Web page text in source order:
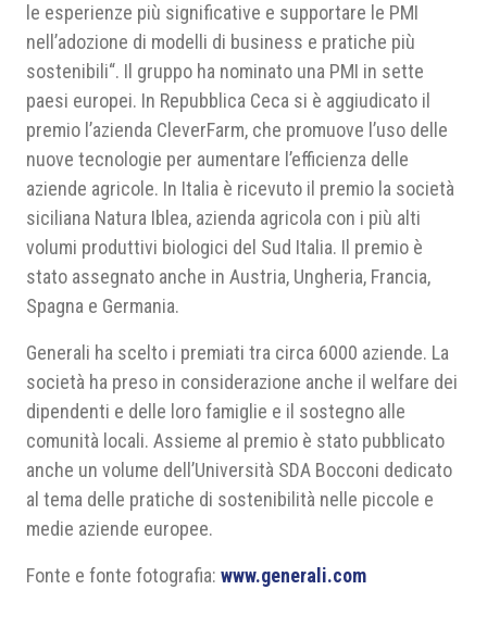
le esperienze più significative e supportare le PMI
nell’adozione di modelli di business e pratiche più
sostenibili“. Il gruppo ha nominato una PMI in sette
paesi europei. In Repubblica Ceca si è aggiudicato il
premio l’azienda CleverFarm, che promuove l’uso delle
nuove tecnologie per aumentare l’efficienza delle
aziende agricole. In Italia è ricevuto il premio la società
siciliana Natura Iblea, azienda agricola con i più alti
volumi produttivi biologici del Sud Italia. Il premio è
stato assegnato anche in Austria, Ungheria, Francia,
Spagna e Germania.
Generali ha scelto i premiati tra circa 6000 aziende. La
società ha preso in considerazione anche il welfare dei
dipendenti e delle loro famiglie e il sostegno alle
comunità locali. Assieme al premio è stato pubblicato
anche un volume dell’Università SDA Bocconi dedicato
al tema delle pratiche di sostenibilità nelle piccole e
medie aziende europee.
Fonte e fonte fotografia: www.generali.com